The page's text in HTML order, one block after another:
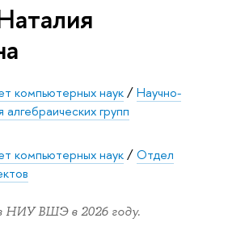
компьютерных наук/Научно-
групп
компьютерных наук/Отдел
НИУ ВШЭ в 2026 году.